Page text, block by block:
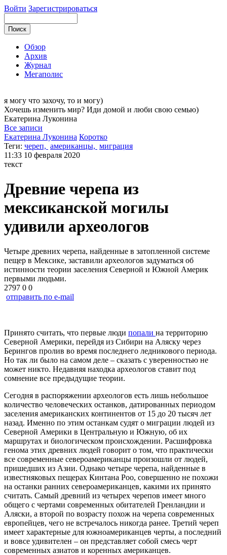
Войти Зарегистрироваться
Обзор
Архив
Журнал
Мегаполис
я могу что захочу, то и могу)
Хочешь изменить мир? Иди домой и люби свою семью)
Екатерина Луконина
Все записи
Екатерина Луконина Коротко
Теги: череп, американцы, миграция
11:33 10 февраля 2020
текст
Древние черепа из
мексиканской могилы
удивили археологов
Четыре древних черепа, найденные в затопленной системе
пещер в Мексике, заставили археологов задуматься об
истинности теории заселения Северной и Южной Америк
первыми людьми.
2797 0 0
отправить по e-mail
Принято считать, что первые люди попали на территорию
Северной Америки, перейдя из Сибири на Аляску через
Берингов пролив во время последнего ледникового периода.
Но так ли было на самом деле – сказать с уверенностью не
может никто. Недавняя находка археологов ставит под
сомнение все предыдущие теории.
Сегодня в распоряжении археологов есть лишь небольшое
количество человеческих останков, датированных периодом
заселения американских континентов от 15 до 20 тысяч лет
назад. Именно по этим останкам судят о миграции людей из
Северной Америки в Центральную и Южную, об их
маршрутах и биологическом происхождении. Расшифровка
генома этих древних людей говорит о том, что практически
все современные североамериканцы произошли от людей,
пришедших из Азии. Однако четыре черепа, найденные в
известняковых пещерах Кинтана Роо, совершенно не похожи
на останки ранних североамериканцев, какими их принято
считать. Самый древний из четырех черепов имеет много
общего с чертами современных обитателей Гренландии и
Аляски, а второй по возрасту похож на черепа современных
европейцев, чего не встречалось никогда ранее. Третий череп
имеет характерные для южноамериканцев черты, а последний
и вовсе удивителен – он представляет собой смесь черт
современных азиатов и коренных американцев.